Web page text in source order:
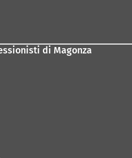
di Magonza